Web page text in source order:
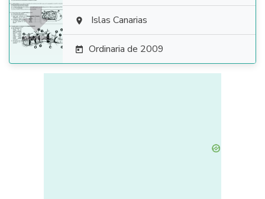
  Islas Canarias
 Ordinaria de 2009